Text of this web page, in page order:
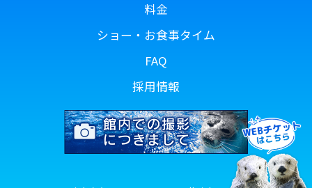
料金
ショー・お食事タイム
FAQ
採用情報